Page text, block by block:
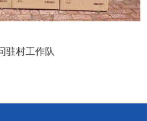
驻村工作队